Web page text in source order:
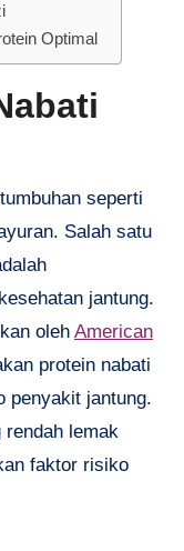
Optimal
seperti
Salah satu
jantung.
oleh American
protein nabati
penyakit jantung.
lemak
faktor risiko